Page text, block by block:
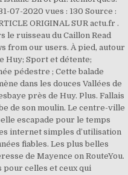
07-2020 vues : 130 Source :
ORIGINAL SUR actu.fr .
le ruisseau du Caillon Read
from our users. À pied, autour
Huy; Sport et détente;
pédestre ; Cette balade
dans les douces Vallées de
près de Huy. Plus. Fallais
de son moulin. Le centre-ville
escapade pour le temps
internet simples d’utilisation
fiables. Les plus belles
de Mayence on RouteYou.
pour celles et ceux qui